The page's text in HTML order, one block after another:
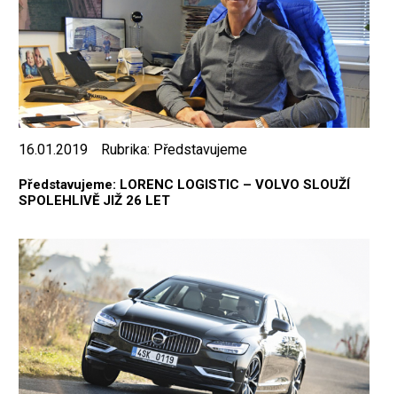
16.01.2019 Rubrika: Představujeme
Představujeme: LORENC LOGISTIC – VOLVO SLOUŽÍ
SPOLEHLIVĚ JIŽ 26 LET